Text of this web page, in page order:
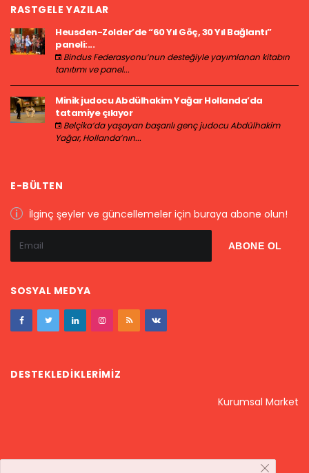
RASTGELE YAZILAR
Heusden-Zolder’de “60 Yıl Göç, 30 Yıl Bağlantı”
paneli:...
Bindus Federasyonu’nun desteğiyle yayımlanan kitabın
tanıtımı ve panel...
Minik judocu Abdülhakim Yağar Hollanda’da
tatamiye çıkıyor
Belçika’da yaşayan başarılı genç judocu Abdülhakim
Yağar, Hollanda’nın...
E-BÜLTEN
İlginç şeyler ve güncellemeler için buraya abone olun!
SOSYAL MEDYA
DESTEKLEDIKLERIMIZ
Kurumsal Market